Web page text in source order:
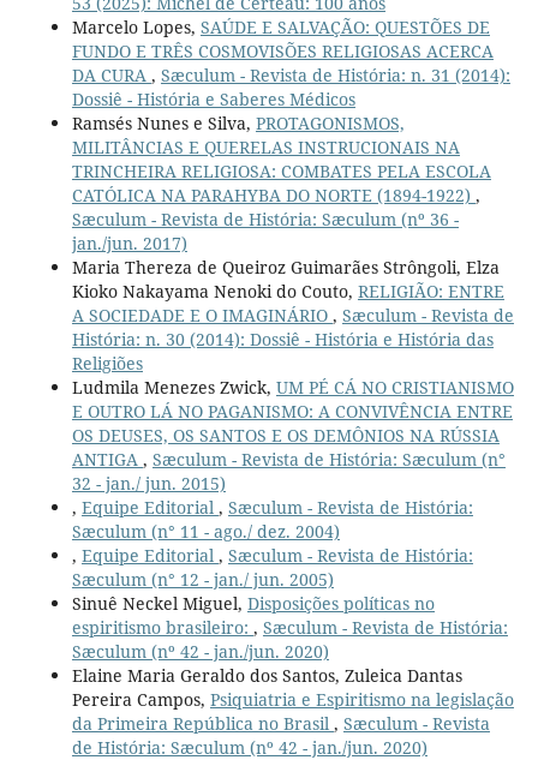
Marcelo Lopes, SAÚDE E SALVAÇÃO: QUESTÕES DE
FUNDO E TRÊS COSMOVISÕES RELIGIOSAS ACERCA
DA CURA , Sæculum - Revista de História: n. 31 (2014):
Dossiê - História e Saberes Médicos
Ramsés Nunes e Silva, PROTAGONISMOS,
MILITÂNCIAS E QUERELAS INSTRUCIONAIS NA
TRINCHEIRA RELIGIOSA: COMBATES PELA ESCOLA
CATÓLICA NA PARAHYBA DO NORTE (1894-1922) ,
Sæculum - Revista de História: Sæculum (nº 36 -
jan./jun. 2017)
Maria Thereza de Queiroz Guimarães Strôngoli, Elza
Kioko Nakayama Nenoki do Couto, RELIGIÃO: ENTRE
A SOCIEDADE E O IMAGINÁRIO , Sæculum - Revista de
História: n. 30 (2014): Dossiê - História e História das
Religiões
Ludmila Menezes Zwick, UM PÉ CÁ NO CRISTIANISMO
E OUTRO LÁ NO PAGANISMO: A CONVIVÊNCIA ENTRE
OS DEUSES, OS SANTOS E OS DEMÔNIOS NA RÚSSIA
ANTIGA , Sæculum - Revista de História: Sæculum (n°
32 - jan./ jun. 2015)
, Equipe Editorial , Sæculum - Revista de História:
Sæculum (n° 11 - ago./ dez. 2004)
, Equipe Editorial , Sæculum - Revista de História:
Sæculum (n° 12 - jan./ jun. 2005)
Sinuê Neckel Miguel, Disposições políticas no
espiritismo brasileiro: , Sæculum - Revista de História:
Sæculum (nº 42 - jan./jun. 2020)
Elaine Maria Geraldo dos Santos, Zuleica Dantas
Pereira Campos, Psiquiatria e Espiritismo na legislação
da Primeira República no Brasil , Sæculum - Revista
de História: Sæculum (nº 42 - jan./jun. 2020)